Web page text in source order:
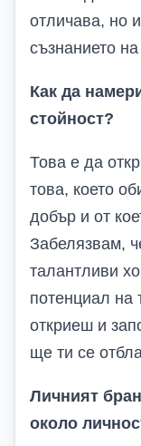
отличава, но
съзнанието
Как да
стойност?
Това е да
това, което
добър и от
Забелязвам,
талантливи
потенциал на
откриеш и
ще ти се
Личният
около